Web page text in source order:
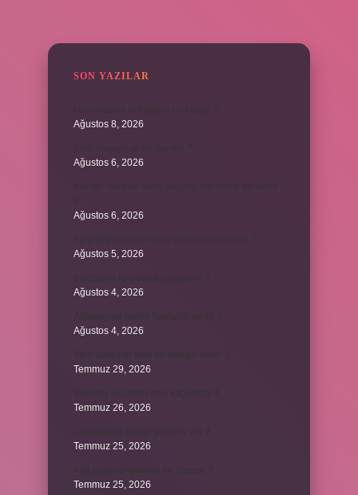
SON YAZILAR
Ağustos 8, 2026
Ağustos 6, 2026
Ağustos 6, 2026
Ağustos 5, 2026
Ağustos 4, 2026
Ağustos 4, 2026
Temmuz 29, 2026
Temmuz 26, 2026
Temmuz 25, 2026
Temmuz 25, 2026